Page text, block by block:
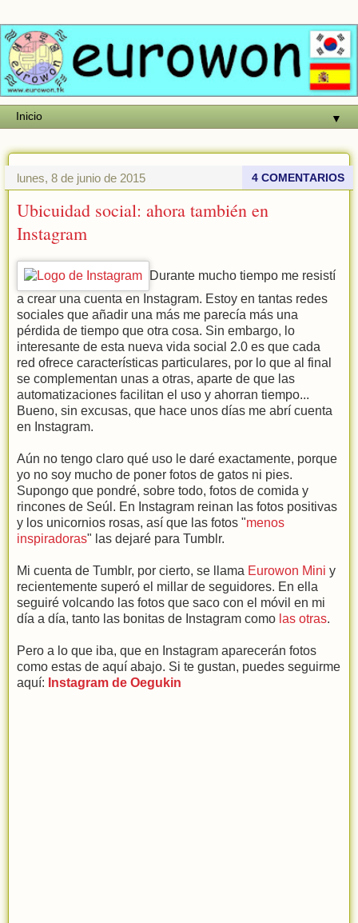
▼
lunes, 8 de junio de 2015 4 COMENTARIOS
Ubicuidad social: ahora también en
Instagram
Durante mucho tiempo me resistí
a crear una cuenta en Instagram. Estoy en tantas redes
sociales que añadir una más me parecía más una
pérdida de tiempo que otra cosa. Sin embargo, lo
interesante de esta nueva vida social 2.0 es que cada
red ofrece características particulares, por lo que al final
se complementan unas a otras, aparte de que las
automatizaciones facilitan el uso y ahorran tiempo...
Bueno, sin excusas, que hace unos días me abrí cuenta
en Instagram.
Aún no tengo claro qué uso le daré exactamente, porque
yo no soy mucho de poner fotos de gatos ni pies.
Supongo que pondré, sobre todo, fotos de comida y
rincones de Seúl. En Instagram reinan las fotos positivas
y los unicornios rosas, así que las fotos "menos
inspiradoras" las dejaré para Tumblr.
Mi cuenta de Tumblr, por cierto, se llama Eurowon Mini y
recientemente superó el millar de seguidores. En ella
seguiré volcando las fotos que saco con el móvil en mi
día a día, tanto las bonitas de Instagram como las otras.
Pero a lo que iba, que en Instagram aparecerán fotos
como estas de aquí abajo. Si te gustan, puedes seguirme
aquí: Instagram de Oegukin